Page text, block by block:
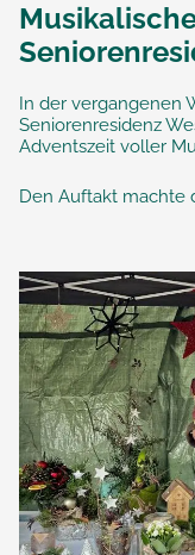
In der vergangenen
Seniorenresidenz
Adventszeit voller
Den Auftakt machte